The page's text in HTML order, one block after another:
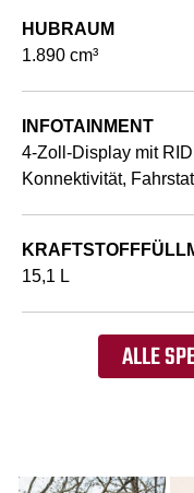
HUBRAUM
1.890 cm³
INFOTAINMENT
4-Zoll-Display mit
Konnektivität,
15,1 L
ALLE